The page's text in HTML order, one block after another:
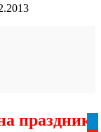
праздник